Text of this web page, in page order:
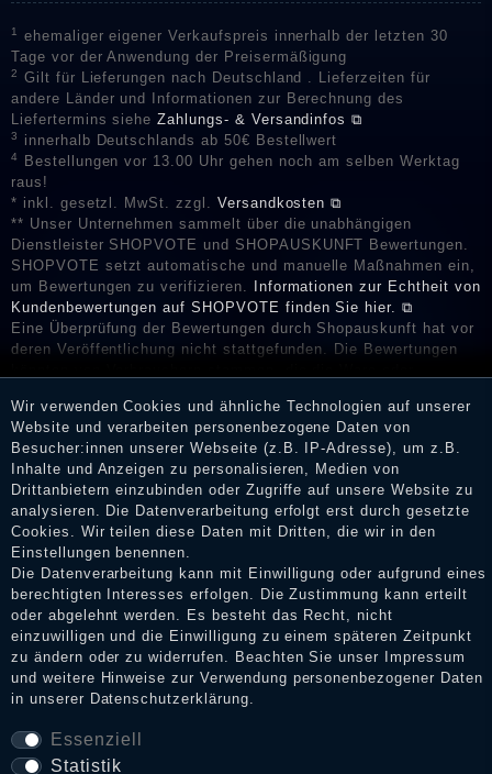
1
ehemaliger eigener Verkaufspreis innerhalb der letzten 30
Tage vor der Anwendung der Preisermäßigung
2
Gilt für Lieferungen nach Deutschland . Lieferzeiten für
andere Länder und Informationen zur Berechnung des
Liefertermins sieheZahlungs- & Versandinfos ⧉
3 innerhalb Deutschlands ab 50€ Bestellwert
4
Bestellungen vor 13.00 Uhr gehen noch am selben Werktag
raus!
* inkl. gesetzl. MwSt. zzgl. Versandkosten ⧉
** Unser Unternehmen sammelt über die unabhängigen
Dienstleister SHOPVOTE und SHOPAUSKUNFT Bewertungen.
SHOPVOTE setzt automatische und manuelle Maßnahmen ein,
um Bewertungen zu verifizieren.
Informationen zur Echtheit von
Kundenbewertungen auf SHOPVOTE finden Sie hier. ⧉
Eine Überprüfung der Bewertungen durch Shopauskunft hat vor
deren Veröffentlichung nicht stattgefunden. Die Bewertungen
Erhalt einer Benachrichtigungs-E-Mail können Händler die
Bewertungen verifizieren und über die erfolgte Verifizierung im
Shop informieren.
Impressum
Daten­schutz­erklärung
AGB
Wir verwenden Cookies und ähnliche Technologien auf unserer
Website und verarbeiten personenbezogene Daten von
Besucher:innen unserer Webseite (z.B. IP-Adresse), um z.B.
Inhalte und Anzeigen zu personalisieren, Medien von
Drittanbietern einzubinden oder Zugriffe auf unsere Website zu
analysieren. Die Datenverarbeitung erfolgt erst durch gesetzte
Cookies. Wir teilen diese Daten mit Dritten, die wir in den
Einstellungen benennen.
Die Datenverarbeitung kann mit Einwilligung oder aufgrund eines
berechtigten Interesses erfolgen. Die Zustimmung kann erteilt
oder abgelehnt werden. Es besteht das Recht, nicht
einzuwilligen und die Einwilligung zu einem späteren Zeitpunkt
zu ändern oder zu widerrufen. Beachten Sie unser
Impressum
und weitere Hinweise zur Verwendung personenbezogener Daten
in unserer Daten­schutz­erklärung.
Essenziell
Statistik